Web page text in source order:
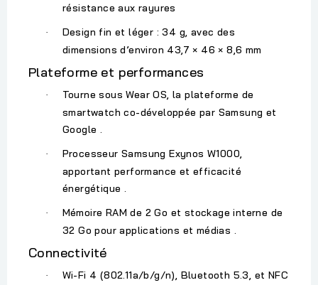
résistance aux rayures
· Design fin et léger :34 g, avec des
dimensions d’environ 43,7 × 46 × 8,6 mm
Plateforme et performances
· Tourne sousWear OS, la plateforme de
smartwatch co-développée par Samsung et
Google .
· ProcesseurSamsung Exynos W1000,
apportant performance et efficacité
énergétique .
· Mémoire RAM de 2 Go et stockage interne de
32 Go pour applications et médias .
Connectivité
· Wi-Fi 4 (802.11a/b/g/n), Bluetooth 5.3, et NFC